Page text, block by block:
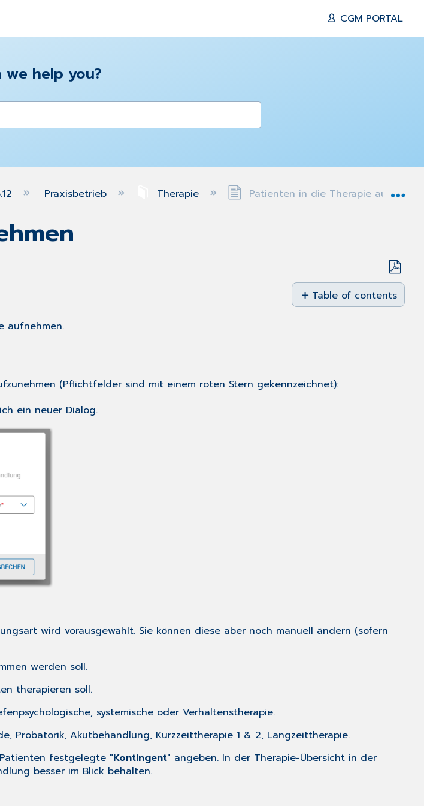
CGM PORTAL
we help you?
Praxisbetrieb Therapie Patienten in die Therapie
Save
as
PDF
Table of contents
aufnehmen.
(Pflichtfelder sind mit einem roten Stern gekennzeichnet):
ein neuer Dialog.
wird vorausgewählt. Sie können diese aber noch manuell ändern (sofern
werden soll.
therapieren soll.
systemische oder Verhaltenstherapie.
Probatorik, Akutbehandlung, Kurzzeittherapie 1 & 2, Langzeittherapie.
festgelegte "Kontingent" angeben. In der Therapie-Übersicht in der
besser im Blick behalten.